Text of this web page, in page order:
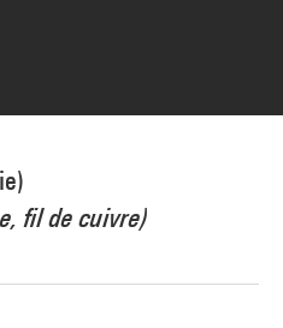
fil de cuivre)
CCI/Philippe Migeat/Dist. GrandPalaisRmn